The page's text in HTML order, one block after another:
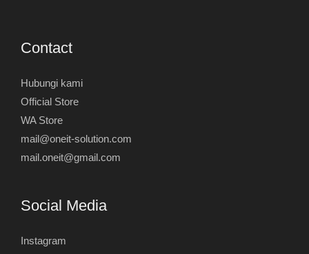
Contact
Hubungi kami
Official Store
WA Store
mail@oneit-solution.com
mail.oneit@gmail.com
Social Media
Instagram